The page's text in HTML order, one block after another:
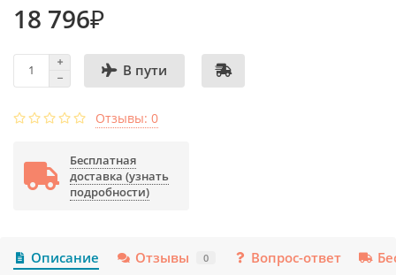
18 796₽
В пути
Отзывы: 0
Бесплатная
доставка (узнать
подробности)
Описание Отзывы 0 Вопрос-ответ